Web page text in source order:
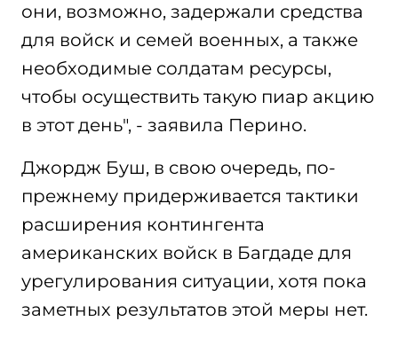
они, возможно, задержали средства
для войск и семей военных, а также
необходимые солдатам ресурсы,
чтобы осуществить такую пиар акцию
в этот день", - заявила Перино.
Джордж Буш, в свою очередь, по-
прежнему придерживается тактики
расширения контингента
американских войск в Багдаде для
урегулирования ситуации, хотя пока
заметных результатов этой меры нет.